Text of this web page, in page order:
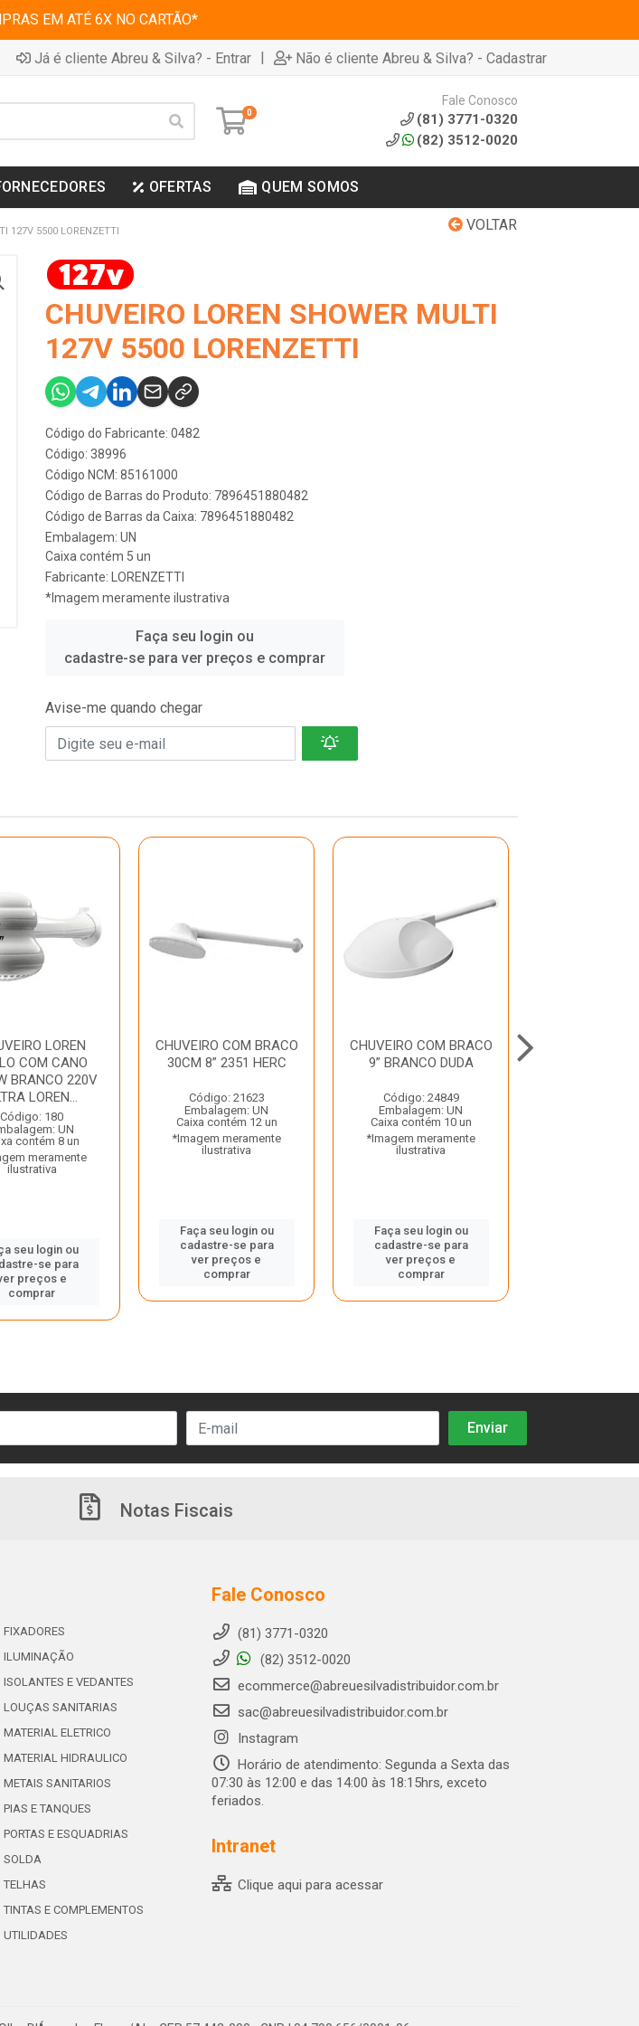
EM ATÉ 6X NO CARTÃO*
Já é cliente Abreu & Silva? - Entrar | Não é cliente Abreu & Silva? - Cadastrar
0
Fale Conosco
(81) 3771-0320
(82) 3512-0020
OFERTAS QUEM SOMOS
VOLTAR
127V 5500 LORENZETTI
CHUVEIRO LOREN SHOWER MULTI
127V 5500 LORENZETTI
Código do Fabricante: 0482
Código: 38996
Código NCM: 85161000
Código de Barras do Produto: 7896451880482
Código de Barras da Caixa: 7896451880482
Embalagem: UN
Caixa contém 5 un
Fabricante:
LORENZETTI
*Imagem meramente ilustrativa
Faça seu login ou
cadastre-se para ver preços e comprar
Avise-me quando chegar
LOREN
COM CANO
BRANCO 220V
LOREN...
Código: 180
UN
contém 8 un
meramente
ilustrativa
seu login ou
se para
preços e
comprar
CHUVEIRO COM BRACO
30CM 8” 2351 HERC
Código: 21623
Embalagem: UN
Caixa contém 12 un
*Imagem meramente
ilustrativa
Faça seu login ou
cadastre-se para
ver preços e
comprar
CHUVEIRO COM BRACO
9” BRANCO DUDA
Código: 24849
Embalagem: UN
Caixa contém 10 un
*Imagem meramente
ilustrativa
Faça seu login ou
cadastre-se para
ver preços e
comprar
Notas Fiscais
FIXADORES
ILUMINAÇÃO
ISOLANTES E VEDANTES
LOUÇAS SANITARIAS
MATERIAL ELETRICO
MATERIAL HIDRAULICO
METAIS SANITARIOS
PIAS E TANQUES
PORTAS E ESQUADRIAS
SOLDA
TELHAS
TINTAS E COMPLEMENTOS
UTILIDADES
Fale Conosco
(81) 3771-0320
(82) 3512-0020
ecommerce@abreuesilvadistribuidor.com.br
sac@abreuesilvadistribuidor.com.br
Instagram
Horário de atendimento: Segunda a Sexta das
07:30 às 12:00 e das 14:00 às 18:15hrs, exceto
feriados.
Intranet
Clique aqui para acessar